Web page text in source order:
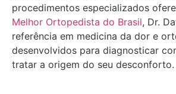
procedimentos especializados
Melhor Ortopedista do Brasil, Dr.
referência em medicina da dor e
desenvolvidos para diagnosticar
tratar a origem do seu desconforto.